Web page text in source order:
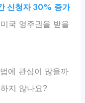
신청자 30% 증가
국 영주권을 받을
에 관심이 많을까
지 않나요?